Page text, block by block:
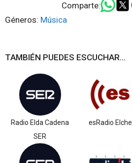
Comparte:
Géneros: Música
TAMBIÉN PUEDES ESCUCHAR...
Radio Elda Cadena
SER
esRadio Elche